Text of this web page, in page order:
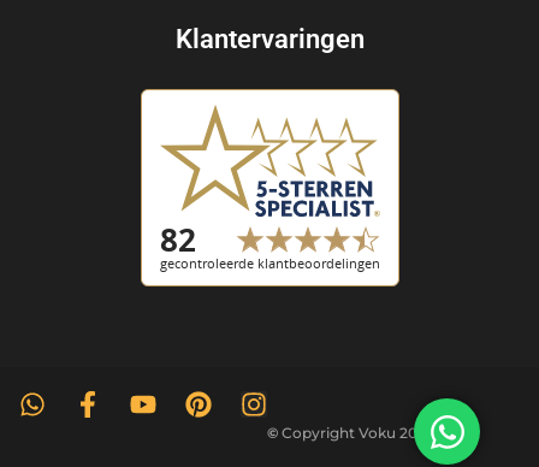
Klantervaringen
© Copyright Voku 2026